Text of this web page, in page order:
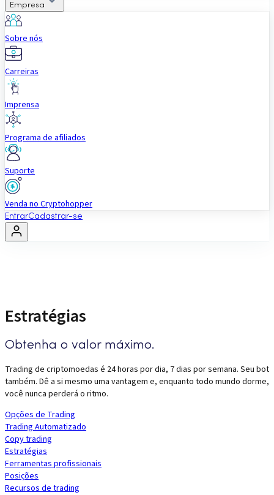
Empresa
Sobre nós
Carreiras
Imprensa
Programa de afiliados
Suporte
Venda no Cryptohopper
EntrarCadastrar-se
Estratégias
Obtenha o valor máximo.
Trading de criptomoedas é 24 horas por dia, 7 dias por semana. Seu bot
também. Dê a si mesmo uma vantagem e, enquanto todo mundo dorme,
você nunca perderá o ritmo.
Opções de Trading
Trading Automatizado
Copy trading
Estratégias
Ferramentas profissionais
Posições
Recursos de trading